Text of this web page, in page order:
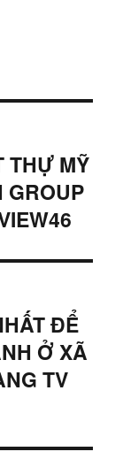
THỰ MỸ
GROUP
ĐỂ
Ở XÃ
TV